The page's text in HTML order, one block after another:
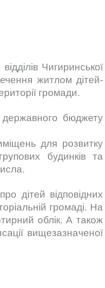
Чигиринської
житлом дітей-
громади.
бюджету
для розвитку
будинків та
дітей відповідних
громаді. На
облік. А також
вищезазначеної